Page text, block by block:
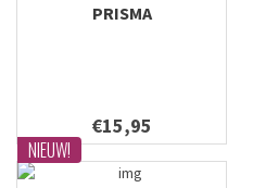
PRISMA
€15,95
NIEUW!